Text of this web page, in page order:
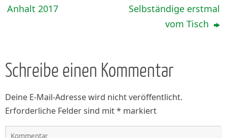
Anhalt 2017
Selbständige erstmal
vom Tisch
Schreibe einen Kommentar
Deine E-Mail-Adresse wird nicht veröffentlicht.
Erforderliche Felder sind mit* markiert